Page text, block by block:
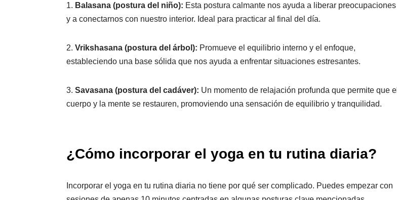
1. Balasana (postura del niño): Esta postura calmante nos ayuda a liberar preocupaciones
y a conectarnos con nuestro interior. Ideal para practicar al final del día.
2. Vrikshasana (postura del árbol): Promueve el equilibrio interno y el enfoque,
estableciendo una base sólida que nos ayuda a enfrentar situaciones estresantes.
3. Savasana (postura del cadáver): Un momento de relajación profunda que permite que el
cuerpo y la mente se restauren, promoviendo una sensación de equilibrio y tranquilidad.
¿Cómo incorporar el yoga en tu rutina diaria?
Incorporar el yoga en tu rutina diaria no tiene por qué ser complicado. Puedes empezar con